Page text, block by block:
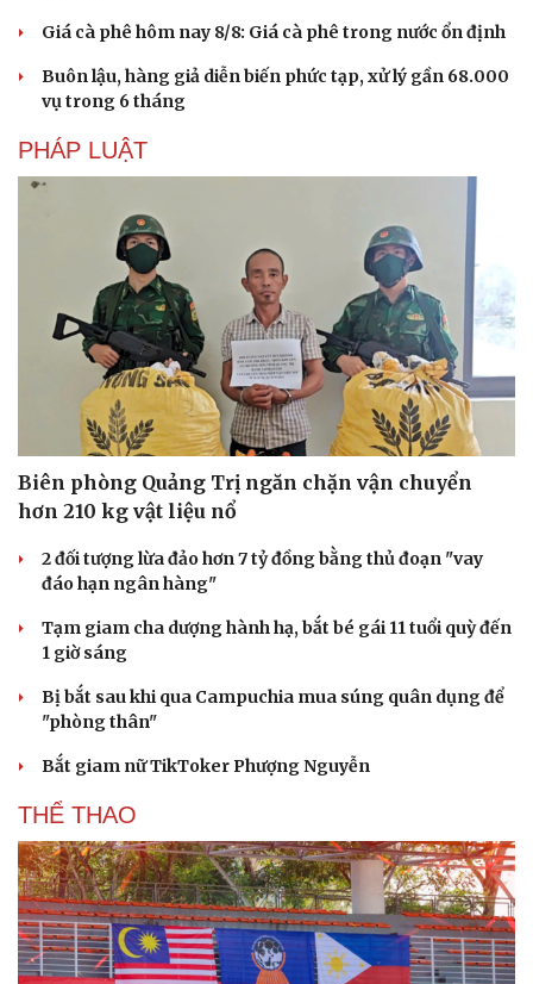
Giá cà phê hôm nay 8/8: Giá cà phê trong nước ổn định
Buôn lậu, hàng giả diễn biến phức tạp, xử lý gần 68.000
vụ trong 6 tháng
PHÁP LUẬT
Biên phòng Quảng Trị ngăn chặn vận chuyển
hơn 210 kg vật liệu nổ
2 đối tượng lừa đảo hơn 7 tỷ đồng bằng thủ đoạn "vay
đáo hạn ngân hàng"
Tạm giam cha dượng hành hạ, bắt bé gái 11 tuổi quỳ đến
1 giờ sáng
Bị bắt sau khi qua Campuchia mua súng quân dụng để
"phòng thân"
Bắt giam nữ TikToker Phượng Nguyễn
THỂ THAO